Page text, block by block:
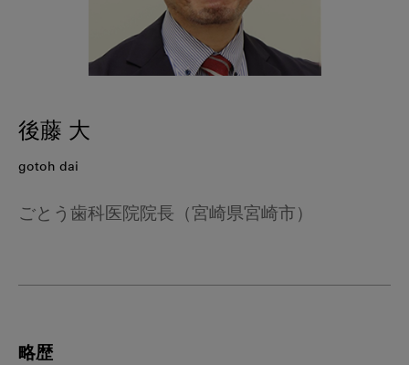
後藤 大
gotoh dai
ごとう歯科医院院長（宮崎県宮崎市）
略歴